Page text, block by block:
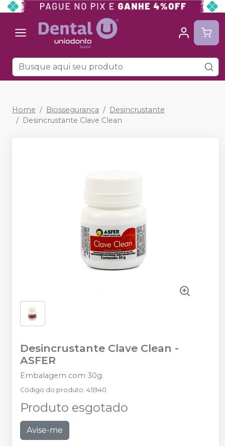
Home Biossegurança
Desincrustante
Desincrustante Clave Clean
Desincrustante Clave Clean -
ASFER
Embalagem com 30g.
Código do produto: 45940
Produto esgotado
Avise-me